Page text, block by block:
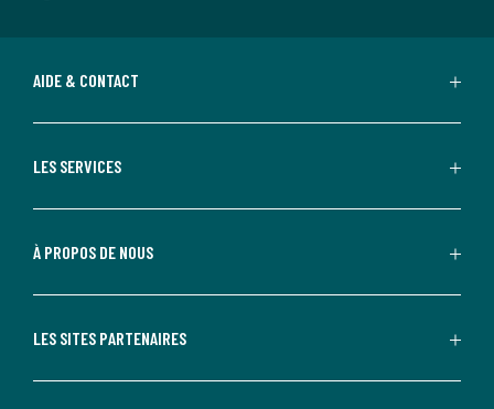
AIDE & CONTACT
LES SERVICES
À PROPOS DE NOUS
LES SITES PARTENAIRES